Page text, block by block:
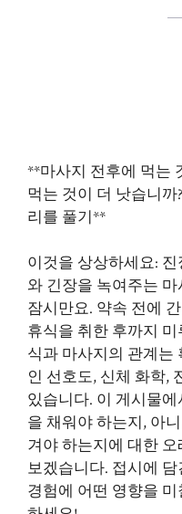
**마사지 전후에 먹는
먹는 것이 더 낫습니
리를 풀기**
이것을 상상하세요:
와 긴장을 녹여주는
잠시만요. 약속 전에
휴식을 취한 후까지
식과 마사지의 관계는
인 선호도, 신체 화학,
있습니다. 이 게시물
을 채워야 하는지, 아
겨야 하는지에 대한
보겠습니다. 접시에
경험에 어떤 영향을